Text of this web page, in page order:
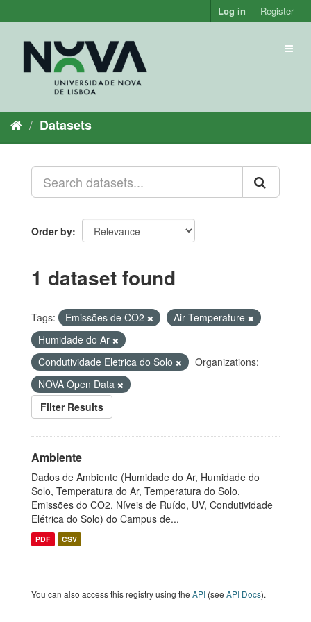
to
Log in Register
Datasets
Order by
1 dataset found
Tags: Emissões de CO2
Air Temperature
Humidade do Ar
Condutividade Eletrica do Solo
Organizations:
NOVA Open Data
Filter Results
Ambiente
Dados de Ambiente (Humidade do Ar, Humidade do
Solo, Temperatura do Ar, Temperatura do Solo,
Emissões do CO2, Níveis de Ruído, UV, Condutividade
Elétrica do Solo) do Campus de...
PDF CSV
You can also access this registry using the API (see API Docs).